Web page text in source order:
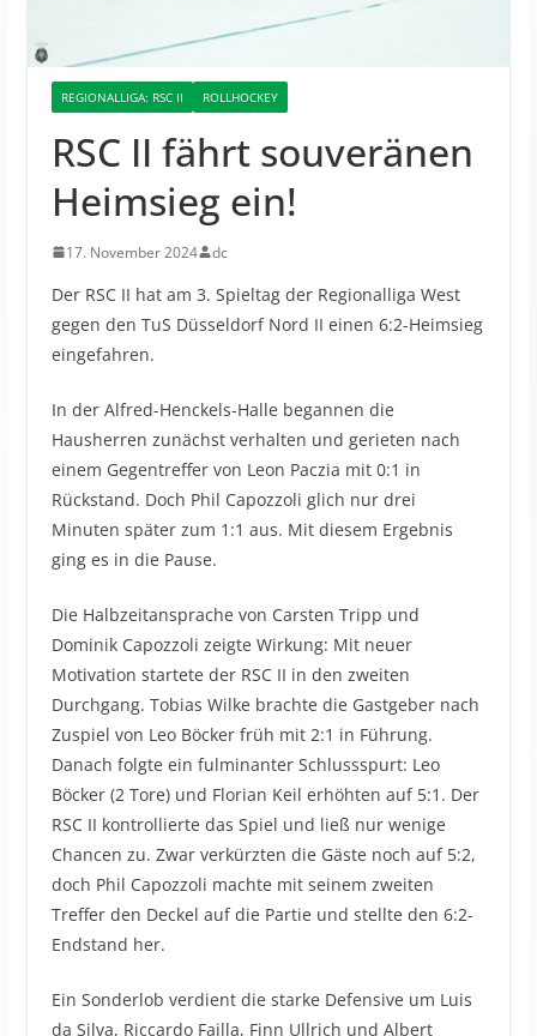
REGIONALLIGA: RSC II ROLLHOCKEY
RSC II fährt souveränen
Heimsieg ein!
17. November 2024 dc
Der RSC II hat am 3. Spieltag der Regionalliga West
gegen den TuS Düsseldorf Nord II einen 6:2-Heimsieg
eingefahren.
In der Alfred-Henckels-Halle begannen die
Hausherren zunächst verhalten und gerieten nach
einem Gegentreffer von Leon Paczia mit 0:1 in
Rückstand. Doch Phil Capozzoli glich nur drei
Minuten später zum 1:1 aus. Mit diesem Ergebnis
ging es in die Pause.
Die Halbzeitansprache von Carsten Tripp und
Dominik Capozzoli zeigte Wirkung: Mit neuer
Motivation startete der RSC II in den zweiten
Durchgang. Tobias Wilke brachte die Gastgeber nach
Zuspiel von Leo Böcker früh mit 2:1 in Führung.
Danach folgte ein fulminanter Schlussspurt: Leo
Böcker (2 Tore) und Florian Keil erhöhten auf 5:1. Der
RSC II kontrollierte das Spiel und ließ nur wenige
Chancen zu. Zwar verkürzten die Gäste noch auf 5:2,
doch Phil Capozzoli machte mit seinem zweiten
Treffer den Deckel auf die Partie und stellte den 6:2-
Endstand her.
Ein Sonderlob verdient die starke Defensive um Luis
da Silva, Riccardo Failla, Finn Ullrich und Albert